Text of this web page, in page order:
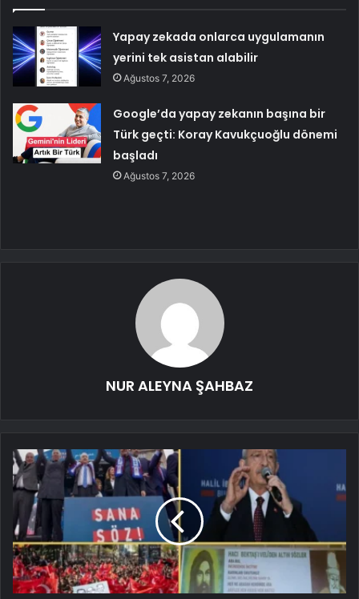
Yapay zekada onlarca uygulamanın
yerini tek asistan alabilir
Ağustos 7, 2026
Google’da yapay zekanın başına bir
Türk geçti: Koray Kavukçuoğlu dönemi
başladı
Ağustos 7, 2026
NUR ALEYNA ŞAHBAZ